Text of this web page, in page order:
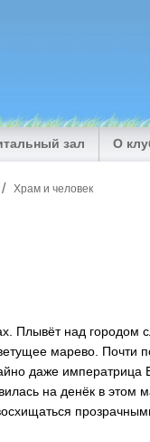
зал О
Храм и человек
Плывёт над городом
марево.
даже императрица
на денёк в этом